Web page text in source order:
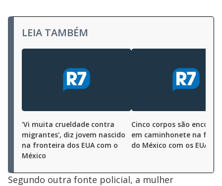
LEIA TAMBÉM
'Vi muita crueldade contra
migrantes', diz jovem nascido
na fronteira dos EUA com o
México
Cinco corpos são
em caminhonete na
do México com os EUA
Segundo outra fonte policial, a mulher